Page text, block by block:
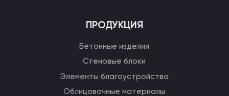
ПРОДУКЦИЯ
Бетонные изделия
Стеновые блоки
Элементы благоустройства
Облицовочные материалы